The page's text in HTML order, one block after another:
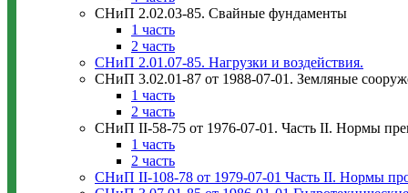
СНиП 2.02.03-85. Свайные фундаменты
1 часть
2 часть
СНиП 2.01.07-85. Нагрузки и воздействия.
СНиП 3.02.01-87 от 1988-07-01. Земляные
1 часть
2 часть
СНиП II-58-75 от 1976-07-01. Часть II. Нормы
1 часть
2 часть
СНиП II-108-78 от 1979-07-01 Часть II. Нормы